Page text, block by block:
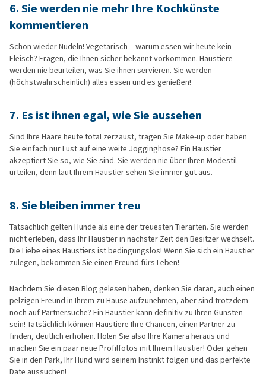
6.Sie werden nie mehr Ihre Kochkünste
kommentieren
Schon wieder Nudeln! Vegetarisch – warum essen wir heute kein
Fleisch? Fragen, die Ihnen sicher bekannt vorkommen. Haustiere
werden nie beurteilen, was Sie ihnen servieren. Sie werden
(höchstwahrscheinlich) alles essen und es genießen!
7. Es ist ihnen egal, wie Sie aussehen
Sind Ihre Haare heute total zerzaust, tragen Sie Make-up oder haben
Sie einfach nur Lust auf eine weite Jogginghose? Ein Haustier
akzeptiert Sie so, wie Sie sind. Sie werden nie über Ihren Modestil
urteilen, denn laut Ihrem Haustier sehen Sie immer gut aus.
8.Sie bleiben immer treu
Tatsächlich gelten Hunde als eine der treuesten Tierarten. Sie werden
nicht erleben, dass Ihr Haustier in nächster Zeit den Besitzer wechselt.
Die Liebe eines Haustiers ist bedingungslos! Wenn Sie sich ein Haustier
zulegen, bekommen Sie einen Freund fürs Leben!
Nachdem Sie diesen Blog gelesen haben, denken Sie daran, auch einen
pelzigen Freund in Ihrem zu Hause aufzunehmen, aber sind trotzdem
noch auf Partnersuche? Ein Haustier kann definitiv zu Ihren Gunsten
sein! Tatsächlich können Haustiere Ihre Chancen, einen Partner zu
finden, deutlich erhöhen. Holen Sie also Ihre Kamera heraus und
machen Sie ein paar neue Profilfotos mit Ihrem Haustier! Oder gehen
Sie in den Park, Ihr Hund wird seinem Instinkt folgen und das perfekte
Date aussuchen!